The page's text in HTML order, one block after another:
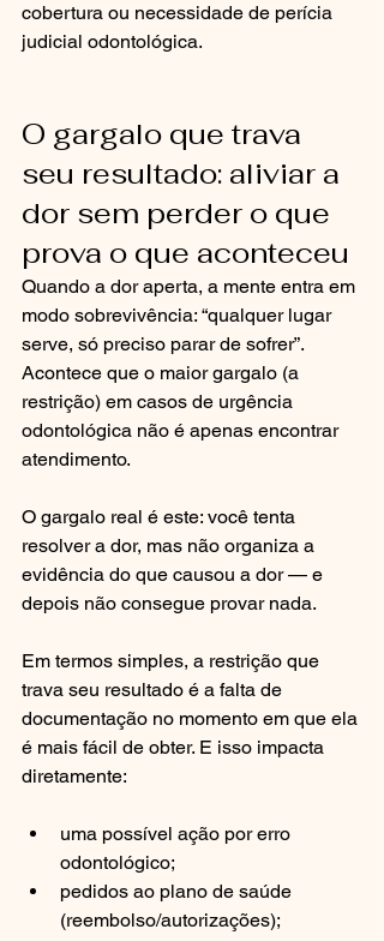
cobertura ou necessidade de perícia
judicial odontológica.
O gargalo que trava
seu resultado: aliviar a
dor sem perder o que
prova o que aconteceu
Quando a dor aperta, a mente entra em
modo sobrevivência: “qualquer lugar
serve, só preciso parar de sofrer”.
Acontece que o maior gargalo (a
restrição) em casos de urgência
odontológica não é apenas encontrar
atendimento.
O gargalo real é este: você tenta
resolver a dor, mas não organiza a
evidência do que causou a dor — e
depois não consegue provar nada.
Em termos simples, a restrição que
trava seu resultado é a falta de
documentação no momento em que ela
é mais fácil de obter. E isso impacta
diretamente:
uma possível ação por erro
odontológico;
pedidos ao plano de saúde
(reembolso/autorizações);